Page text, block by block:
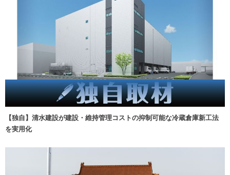
【独自】清水建設が建設・維持管理コストの抑制可能な冷蔵倉庫新工法
を実用化